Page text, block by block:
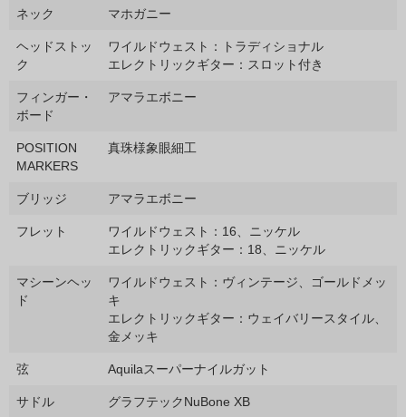
ネック マホガニー
ヘッドストッ
ク
ワイルドウェスト：トラディショナル
エレクトリックギター：スロット付き
フィンガー・
ボード
アマラエボニー
POSITION
MARKERS
真珠様象眼細工
ブリッジ アマラエボニー
フレット
ワイルドウェスト：16、ニッケル
エレクトリックギター：18、ニッケル
マシーンヘッ
ド
ワイルドウェスト：ヴィンテージ、ゴールドメッ
キ
エレクトリックギター：ウェイバリースタイル、
金メッキ
弦 Aquilaスーパーナイルガット
サドル グラフテックNuBone XB